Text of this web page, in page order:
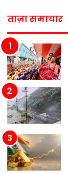
ताज़ा समाचार